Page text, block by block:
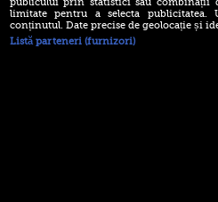
(P) Descoperă Lumea
Evenimentelor din România
limitate pentru a selecta publicitatea.
conținutul. Date precise de geolocație și
Listă parteneri (furnizori)